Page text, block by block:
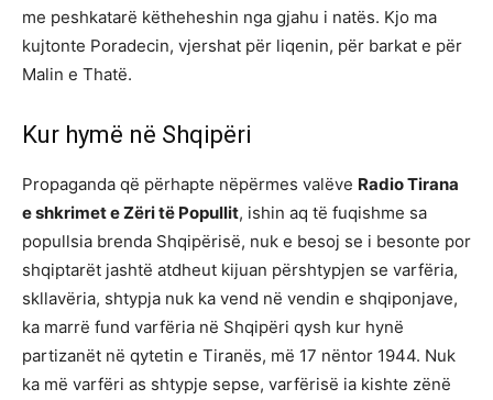
me peshkatarë këtheheshin nga gjahu i natës. Kjo ma
kujtonte Poradecin, vjershat për liqenin, për barkat e për
Malin e Thatë.
Kur hymë në Shqipëri
Propaganda që përhapte nëpërmes valëve Radio Tirana
e shkrimet e Zëri të Popullit, ishin aq të fuqishme sa
popullsia brenda Shqipërisë, nuk e besoj se i besonte por
shqiptarët jashtë atdheut kijuan përshtypjen se varfëria,
skllavëria, shtypja nuk ka vend në vendin e shqiponjave,
ka marrë fund varfëria në Shqipëri qysh kur hynë
partizanët në qytetin e Tiranës, më 17 nëntor 1944. Nuk
ka më varfëri as shtypje sepse, varfërisë ia kishte zënë